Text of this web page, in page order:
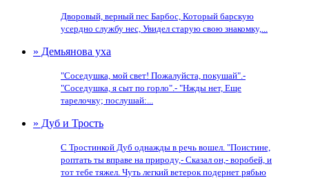
Дворовый, верный пес Барбос, Который барскую
усердно службу нес, Увидел старую свою знакомку,...
» Демьянова уха
"Соседушка, мой свет! Пожалуйста, покушай".-
"Соседушка, я сыт по горло".- "Нжды нет, Еще
тарелочку; послушай:...
» Дуб и Трость
С Тростинкой Дуб однажды в речь вошел. "Поистине,
роптать ты вправе на природу,- Сказал он,- воробей, и
тот тебе тяжел. Чуть легкий ветерок подернет рябью